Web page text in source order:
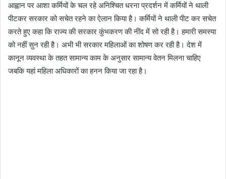
आह्वान पर आशा कर्मियों के चल रहे अनिश्चित धरना प्रदर्शन में कर्मियों ने थाली
पीटकर सरकार को सचेत रहने का ऐलान किया है। कर्मियों ने थाली पीट कर सचेत
करते हुए कहा कि राज्य की सरकार कुंभकरण की नींद में सो रही है। हमारी समस्या
को नहीं सुन रही है। अभी भी सरकार महिलाओं का शोषण कर रही है। देश में
कानून व्यवस्था के तहत सामान्य काम के अनुसार सामान्य वेतन मिलना चाहिए
जबकि यहां महिला अधिकारों का हनन किया जा रहा है।